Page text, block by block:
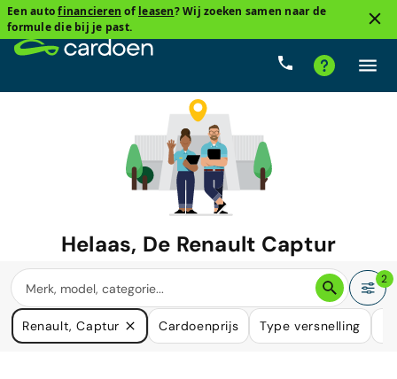
Een autofinancieren of leasen? Wij zoeken samen naar de
formule die bij je past.
Helaas, De Renault Captur
waar u naar zoekt is niet langer
beschikbaar.
We hebben veel auto's die in uw behoefte kunnen voorzien.
2
Renault, Captur Cardoenprijs Type versnelling